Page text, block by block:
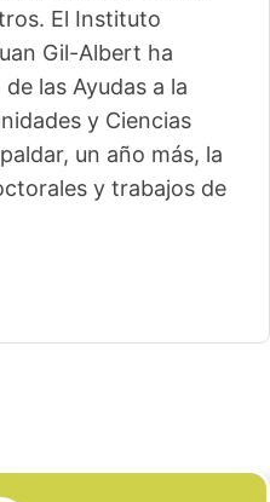
El Instituto
Gil-Albert ha
las Ayudas a la
y Ciencias
un año más, la
y trabajos de